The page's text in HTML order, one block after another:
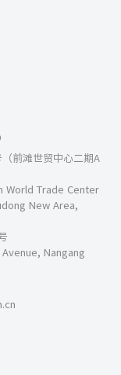
前滩世贸中心二期A
World Trade Center
New Area,
Nangang